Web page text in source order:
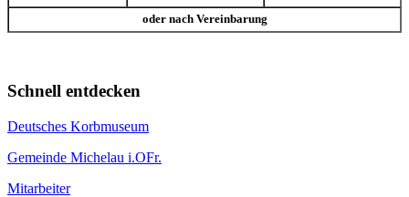
oder nach Vereinbarung
Schnell entdecken
Deutsches Korbmuseum
Gemeinde Michelau i.OFr.
Mitarbeiter